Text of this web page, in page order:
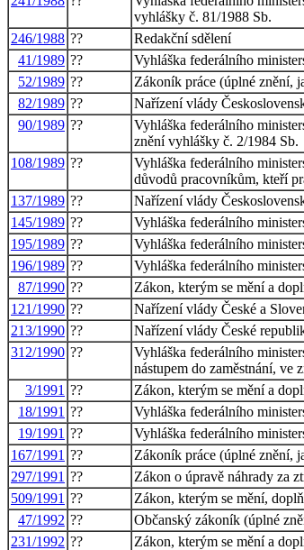
vyhlášky č. 81/1988 Sb.
246/1988 ??
Redakční sdělení
41/1989 ??
Vyhláška federálního
52/1989 ??
Zákoník práce (úplné znění,
82/1989 ??
Nařízení vlády
90/1989 ??
Vyhláška federálního
znění vyhlášky č. 2/1984 Sb.
108/1989 ??
Vyhláška federálního
důvodů pracovníkům, kteří
137/1989 ??
Nařízení vlády
145/1989 ??
Vyhláška federálního
195/1989 ??
Vyhláška federálního
196/1989 ??
Vyhláška federálního
87/1990 ??
Zákon, kterým se mění a
121/1990 ??
Nařízení vlády České a
213/1990 ??
Nařízení vlády České
312/1990 ??
Vyhláška federálního
nástupem do zaměstnání, ve
3/1991 ??
Zákon, kterým se mění a
18/1991 ??
Vyhláška federálního
19/1991 ??
Vyhláška federálního
167/1991 ??
Zákoník práce (úplné znění,
297/1991 ??
Zákon o úpravě náhrady za
509/1991 ??
Zákon, kterým se mění,
47/1992 ??
Občanský zákoník (úplné
231/1992 ??
Zákon, kterým se mění a